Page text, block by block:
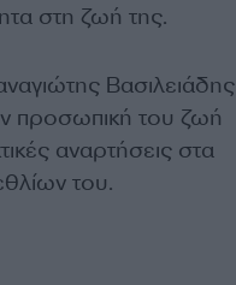
στη ζωή της.
Βασιλειάδης
προσωπική του ζωή
αναρτήσεις στα
του.